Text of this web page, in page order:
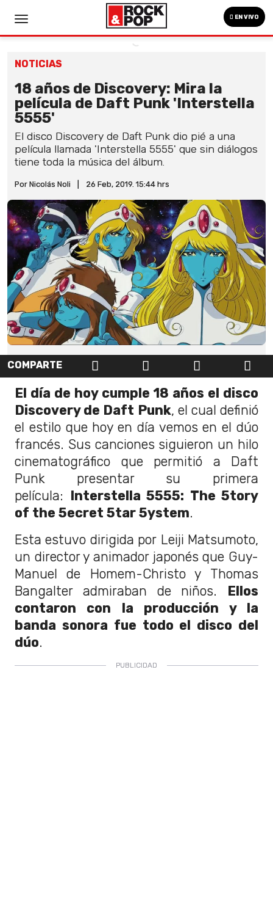
EN VIVO
NOTICIAS
18 años de Discovery: Mira la
película de Daft Punk 'Interstella
5555'
El disco Discovery de Daft Punk dio pié a una
película llamada 'Interstella 5555' que sin diálogos
tiene toda la música del álbum.
Por Nicolás Noli 26 Feb, 2019. 15:44 hrs
COMPARTE
El día de hoy cumple 18 años el disco
Discovery de Daft Punk, el cual definió
el estilo que hoy en día vemos en el dúo
francés. Sus canciones siguieron un hilo
cinematográfico que permitió a Daft
Punk presentar su primera
película: Interstella 5555: The 5tory
of the 5ecret 5tar 5ystem.
Esta estuvo dirigida por Leiji Matsumoto,
un director y animador japonés que Guy-
Manuel de Homem-Christo y Thomas
Bangalter admiraban de niños. Ellos
contaron con la producción y la
banda sonora fue todo el disco del
dúo.